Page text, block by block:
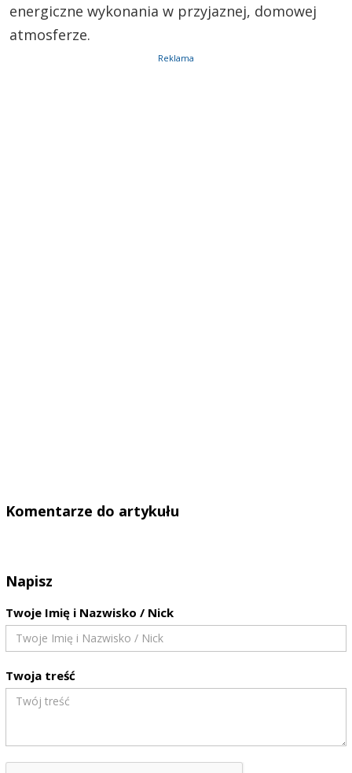
energiczne wykonania w przyjaznej, domowej
atmosferze.
Reklama
Komentarze do artykułu
Napisz
Twoje Imię i Nazwisko / Nick
Twoja treść